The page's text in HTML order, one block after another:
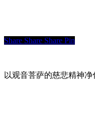
Share Share Share Pin
以观音菩萨的慈悲精神